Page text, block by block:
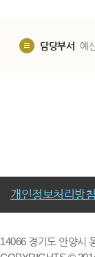
담당부서 예
개인정보처리방침
14066 경기도 안양시